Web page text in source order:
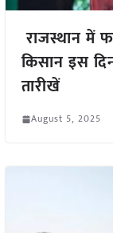
राजस्थान में
किसान इस
तारीखें
August 5, 2025